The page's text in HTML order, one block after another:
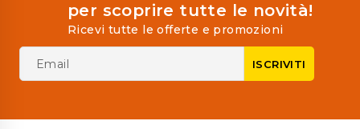
per scoprire tutte le novità!
Ricevi tutte le offerte e promozioni